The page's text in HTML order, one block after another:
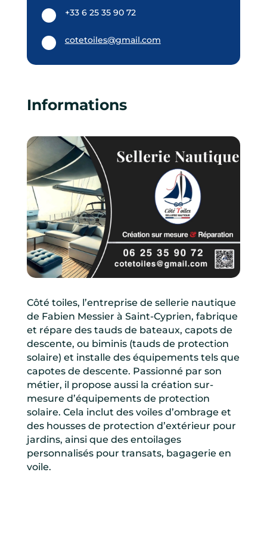
+33 6 25 35 90 72
cotetoiles@gmail.com
Informations
Côté toiles, l’entreprise de sellerie nautique
de Fabien Messier à Saint-Cyprien, fabrique
et répare des tauds de bateaux, capots de
descente, ou biminis (tauds de protection
solaire) et installe des équipements tels que
capotes de descente. Passionné par son
métier, il propose aussi la création sur-
mesure d’équipements de protection
solaire. Cela inclut des voiles d’ombrage et
des housses de protection d’extérieur pour
jardins, ainsi que des entoilages
personnalisés pour transats, bagagerie en
voile.